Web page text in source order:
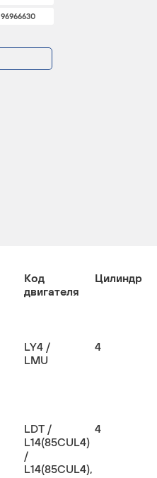
96966630
Код
двигателя
Цилиндр
LY4 /
LMU
4
LDT /
L14(85CUL4)
/
L14(85CUL4),
4